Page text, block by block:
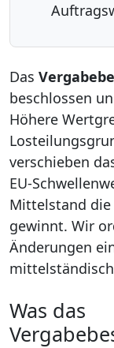
Das
beschlossen
Höhere
verschieben
EU-
Mittelstand
gewinnt. Wir
Änderungen
Was das